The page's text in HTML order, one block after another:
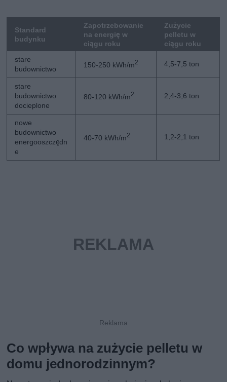
Standard
budynku
Zapotrzebowanie
na energię w
ciągu roku
Zużycie
pelletu w
ciągu roku
stare
budownictwo
150-250 kWh/m2 4,5-7,5 ton
stare
budownictwo
docieplone
80-120 kWh/m2 2,4-3,6 ton
nowe
budownictwo
energooszczędn
e
40-70 kWh/m2 1,2-2,1 ton
Co wpływa na zużycie pelletu w
domu jednorodzinnym?